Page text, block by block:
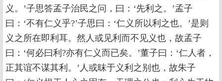
义。’子思答孟子治民之问，曰：‘先利之。’孟子
曰：‘不有仁义乎?’子思曰：‘仁义所以利之也。’是则
义之所在即利耳。然人或见利而不见义也，故孟子
曰：‘何必曰利?亦有仁义而已矣。’董子曰：‘仁人者，
正其谊不谋其利。’人或昩于义利之别也，故朱子